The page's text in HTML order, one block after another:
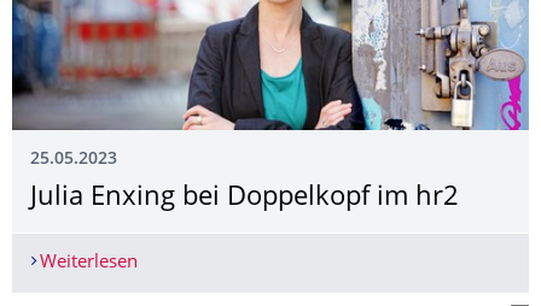
25.05.2023
Julia Enxing bei Doppelkopf im hr2
Weiterlesen